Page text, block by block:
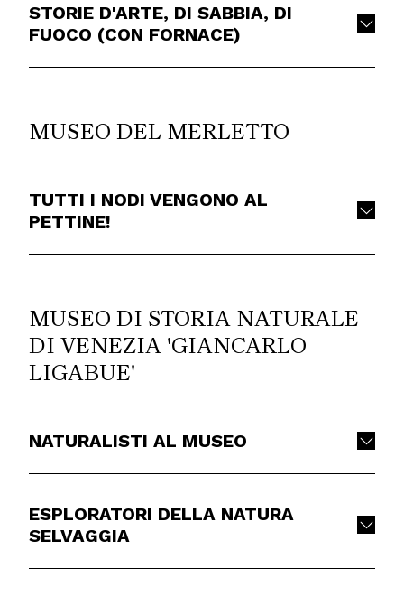
STORIE D'ARTE, DI SABBIA, DI
FUOCO (CON FORNACE)
MUSEO DEL MERLETTO
TUTTI I NODI VENGONO AL
PETTINE!
MUSEO DI STORIA NATURALE
DI VENEZIA 'GIANCARLO
LIGABUE'
NATURALISTI AL MUSEO
ESPLORATORI DELLA NATURA
SELVAGGIA